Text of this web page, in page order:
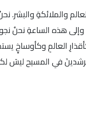
والملائكةِ
وإلى هذه الساعةِ نحنُ
العالمِ وكأوساخٍ
في المسيح ليسَ